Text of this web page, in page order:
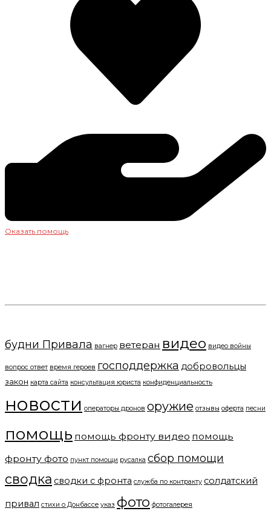
Оказать помощь
будни Привала вагнер ветеран видео видео войны
вопрос ответ время героев господдержка добровольцы
закон карта сайта консультация юриста конфиденциальность
новости операторы дронов оружие отзывы оферта песни
помощь помощь фронту видео помощь
фронту фото пункт помощи русалка сбор помощи
сводка сводки с фронта служба по контракту солдатский
привал стихи о Донбассе указ фото фотогалерея